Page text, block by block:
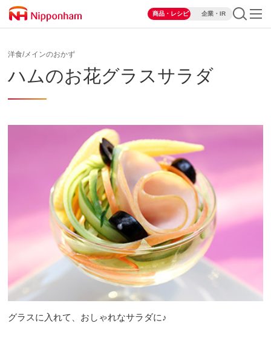
商品・レシピ 企業・IR
洋食/メインのおかず
ハムのお花グラスサラダ
グラスに入れて、おしゃれなサラダに♪